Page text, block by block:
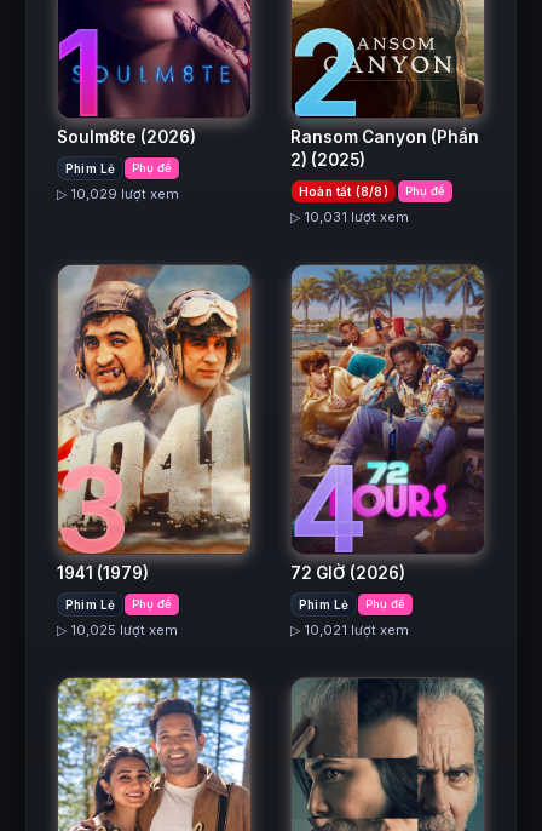
1
Soulm8te (2026)
Phim Lẻ Phụ đề
▷ 10,029 lượt xem
2
Ransom Canyon (Phần
2) (2025)
Hoàn tất (8/8) Phụ đề
▷ 10,031 lượt xem
3
1941 (1979)
Phim Lẻ Phụ đề
▷ 10,025 lượt xem
4
72 GIỜ (2026)
Phim Lẻ Phụ đề
▷ 10,021 lượt xem